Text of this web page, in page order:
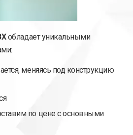
обладает уникальными
меняясь под конструкцию
по цене с основными